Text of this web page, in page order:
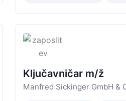
Ključavničar m/ž
Manfred Sickinger GmbH &